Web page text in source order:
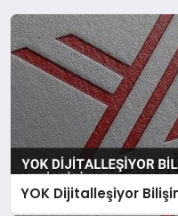
YOK Dijitalleşiyor